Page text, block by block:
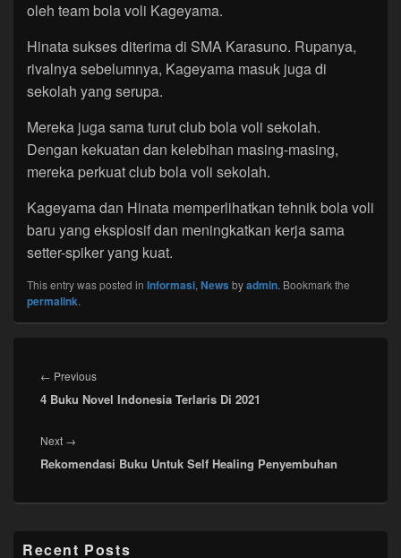
oleh team bola voli Kageyama.
Hinata sukses diterima di SMA Karasuno. Rupanya,
rivalnya sebelumnya, Kageyama masuk juga di
sekolah yang serupa.
Mereka juga sama turut club bola voli sekolah.
Dengan kekuatan dan kelebihan masing-masing,
mereka perkuat club bola voli sekolah.
Kageyama dan Hinata memperlihatkan tehnik bola voli
baru yang eksplosif dan meningkatkan kerja sama
setter-spiker yang kuat.
This entry was posted in Informasi, News byadmin. Bookmark the
permalink.
navigation
← PreviousPrevious
post:
4 Buku Novel Indonesia Terlaris Di 2021
Next →
post:
Rekomendasi Buku Untuk Self Healing Penyembuhan
Sidebar
Recent Posts